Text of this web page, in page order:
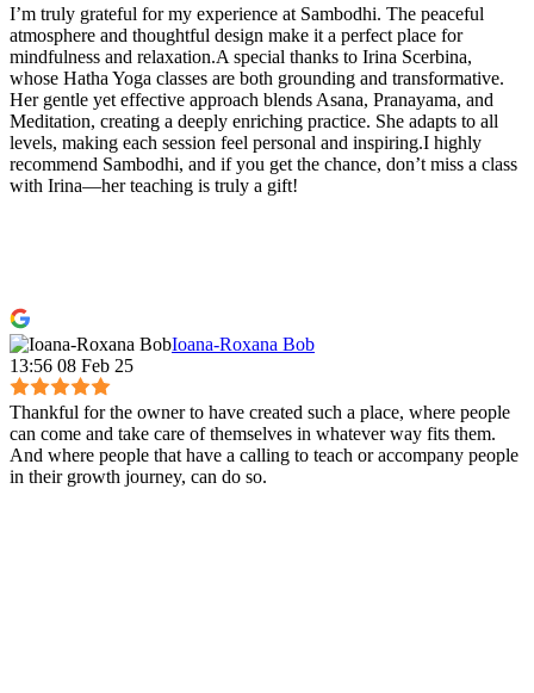
I’m truly grateful for my experience at Sambodhi. The peaceful
atmosphere and thoughtful design make it a perfect place for
mindfulness and relaxation.A special thanks to Irina Scerbina,
whose Hatha Yoga classes are both grounding and transformative.
Her gentle yet effective approach blends Asana, Pranayama, and
Meditation, creating a deeply enriching practice. She adapts to all
levels, making each session feel personal and inspiring.I highly
recommend Sambodhi, and if you get the chance, don’t miss a class
with Irina—her teaching is truly a gift!
Ioana-Roxana Bob
13:56 08 Feb 25
Thankful for the owner to have created such a place, where people
can come and take care of themselves in whatever way fits them.
And where people that have a calling to teach or accompany people
in their growth journey, can do so.